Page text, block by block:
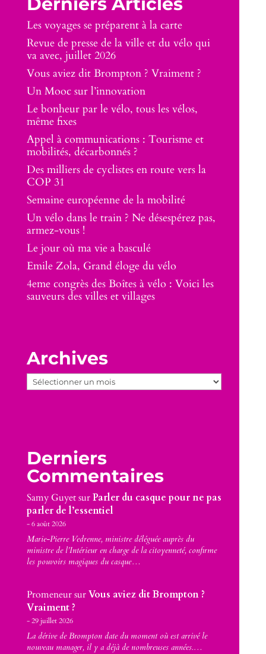
Les voyages se préparent à la carte
Revue de presse de la ville et du vélo qui
va avec, juillet 2026
Vous aviez dit Brompton ? Vraiment ?
Un Mooc sur l’innovation
Le bonheur par le vélo, tous les vélos,
même fixes
Appel à communications : Tourisme et
mobilités, décarbonnés ?
Des milliers de cyclistes en route vers la
COP 31
Semaine européenne de la mobilité
Un vélo dans le train ? Ne désespérez pas,
armez-vous !
Le jour où ma vie a basculé
Emile Zola, Grand éloge du vélo
4eme congrès des Boîtes à vélo : Voici les
sauveurs des villes et villages
Archives
Archives
Derniers
Commentaires
Samy GuyetsurParler du casque pour ne pas
parler de l’essentiel
6 août 2026
Marie-Pierre Vedrenne, ministre déléguée auprès du
ministre de l’Intérieur en charge de la citoyenneté, confirme
les pouvoirs magiques du casque…
PromeneursurVous aviez dit Brompton ?
Vraiment ?
29 juillet 2026
La dérive de Brompton date du moment où est arrivé le
nouveau manager, il y a déjà de nombreuses années.…